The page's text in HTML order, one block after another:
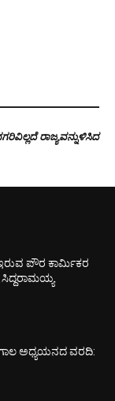
ರಾಜ್ಯವನ್ನುಳಿಸಿದ
ಪೌರ ಕಾರ್ಮಿಕರ
ಸಿದ್ದರಾಮಯ್ಯ
ಅಧ್ಯಯನದ ವರದಿ: